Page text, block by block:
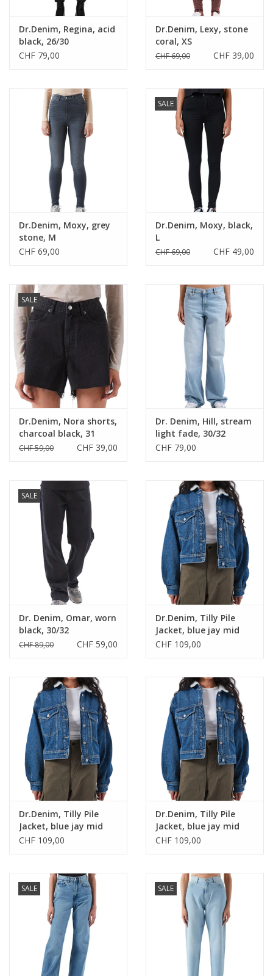
Dr.Denim, Regina, acid
black, 26/30
CHF 79,00
Dr.Denim, Lexy, stone
coral, XS
CHF 69,00 CHF 39,00
Dr.Denim, Moxy, grey
stone, M
CHF 69,00
SALE
Dr.Denim, Moxy, black,
L
CHF 69,00 CHF 49,00
SALE
Dr.Denim, Nora shorts,
charcoal black, 31
CHF 59,00 CHF 39,00
Dr. Denim, Hill, stream
light fade, 30/32
CHF 79,00
SALE
Dr. Denim, Omar, worn
black, 30/32
CHF 89,00 CHF 59,00
Dr.Denim, Tilly Pile
Jacket, blue jay mid
retro, S
CHF 109,00
Dr.Denim, Tilly Pile
Jacket, blue jay mid
retro, M
CHF 109,00
Dr.Denim, Tilly Pile
Jacket, blue jay mid
retro, L
CHF 109,00
SALE SALE